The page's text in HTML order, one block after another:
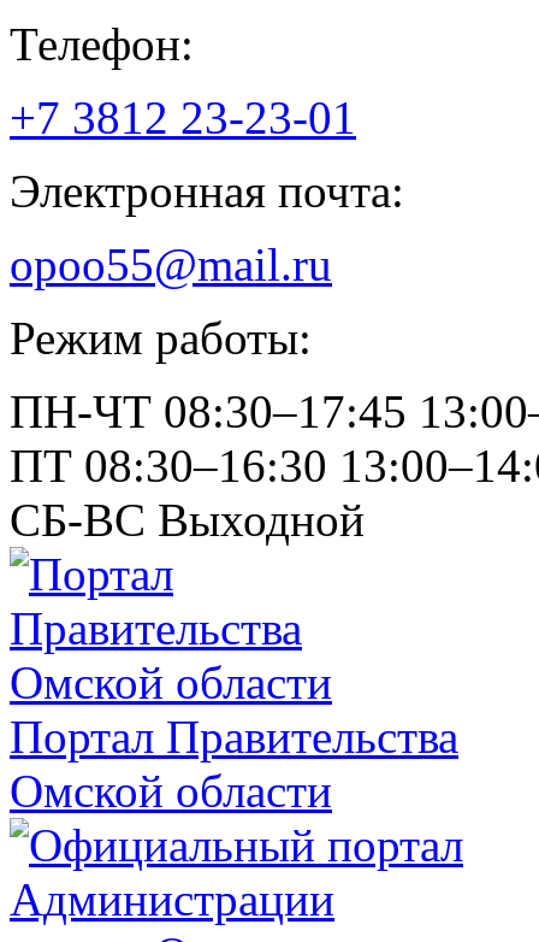
Телефон:
+7 3812 23-23-01
Электронная почта:
opoo55@mail.ru
Режим работы:
ПН-ЧТ 08:30–17:45
ПТ 08:30–16:30
СБ-ВС Выходной
Портал Правительства
Омской области